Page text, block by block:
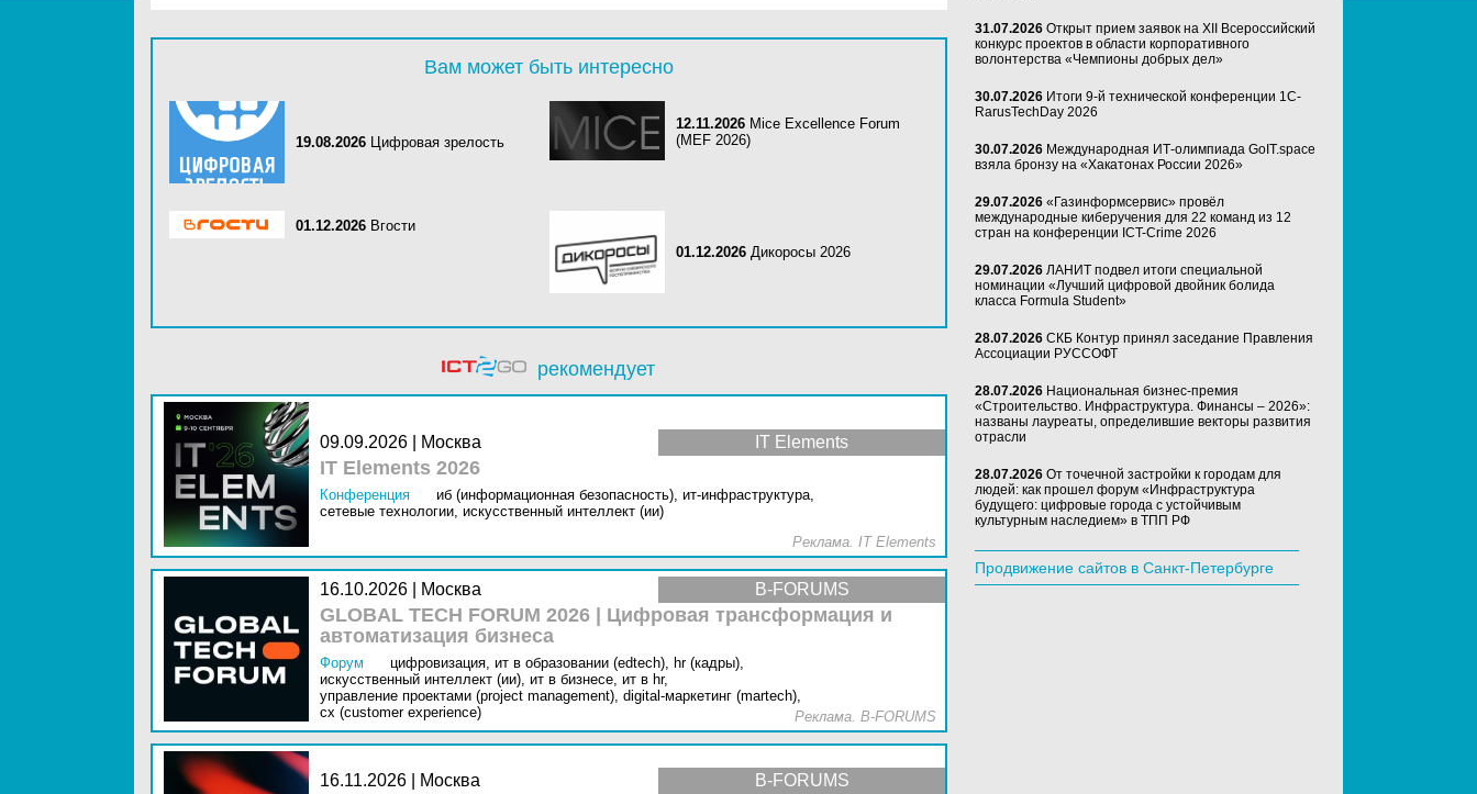
Вам может быть интересно
19.08.2026 Цифровая зрелость
12.11.2026 Mice Excellence Forum
(MEF 2026)
01.12.2026 Вгости
01.12.2026 Дикоросы 2026
рекомендует
IT Elements
09.09.2026 | Москва
IT Elements 2026
Конференция иб (информационная безопасность), ит-инфраструктура,
сетевые технологии, искусственный интеллект (ии)
Реклама. IT Elements
B-FORUMS
16.10.2026 | Москва
GLOBAL TECH FORUM 2026 | Цифровая трансформация и
автоматизация бизнеса
Форум цифровизация, ит в образовании (edtech), hr (кадры),
искусственный интеллект (ии), ит в бизнесе, ит в hr,
управление проектами (project management), digital-маркетинг (martech),
cx (customer experience)
Реклама. B-FORUMS
B-FORUMS
16.11.2026 | Москва
31.07.2026 Открыт прием заявок на XII Всероссийский
конкурс проектов в области корпоративного
волонтерства «Чемпионы добрых дел»
30.07.2026 Итоги 9-й технической конференции 1C-
RarusTechDay 2026
30.07.2026 Международная ИТ-олимпиада GoIT.space
взяла бронзу на «Хакатонах России 2026»
29.07.2026 «Газинформсервис» провёл
международные киберучения для 22 команд из 12
стран на конференции ICT-Crime 2026
29.07.2026 ЛАНИТ подвел итоги специальной
номинации «Лучший цифровой двойник болида
класса Formula Student»
28.07.2026 СКБ Контур принял заседание Правления
Ассоциации РУССОФТ
28.07.2026 Национальная бизнес-премия
«Строительство. Инфраструктура. Финансы – 2026»:
названы лауреаты, определившие векторы развития
отрасли
28.07.2026 От точечной застройки к городам для
людей: как прошел форум «Инфраструктура
будущего: цифровые города с устойчивым
культурным наследием» в ТПП РФ
Продвижение сайтов в Санкт-Петербурге